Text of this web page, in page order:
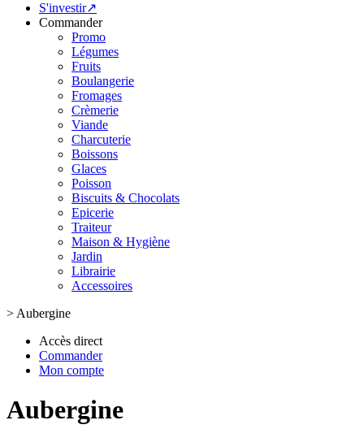
S'investir↗
Commander
Promo
Légumes
Fruits
Boulangerie
Fromages
Crèmerie
Viande
Charcuterie
Boissons
Glaces
Poisson
Biscuits & Chocolats
Epicerie
Traiteur
Maison & Hygiène
Jardin
Librairie
Accessoires
> Aubergine
Accès direct
Commander
Mon compte
Aubergine